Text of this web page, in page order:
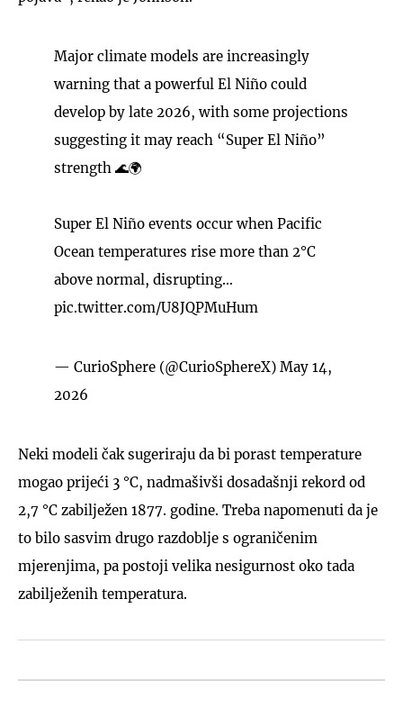
Major climate models are increasingly
warning that a powerful El Niño could
develop by late 2026, with some projections
suggesting it may reach “Super El Niño”
strength 🌊🌍
Super El Niño events occur when Pacific
Ocean temperatures rise more than 2°C
above normal, disrupting…
pic.twitter.com/U8JQPMuHum
— CurioSphere (@CurioSphereX) May 14,
2026
Neki modeli čak sugeriraju da bi porast temperature
mogao prijeći 3 °C, nadmašivši dosadašnji rekord od
2,7 °C zabilježen 1877. godine. Treba napomenuti da je
to bilo sasvim drugo razdoblje s ograničenim
mjerenjima, pa postoji velika nesigurnost oko tada
zabilježenih temperatura.